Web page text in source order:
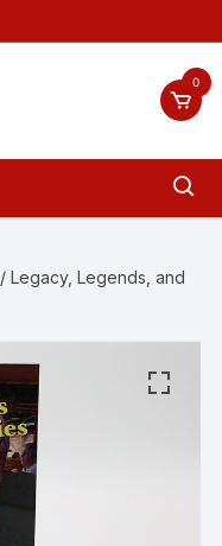
0
/ Legacy, Legends, and